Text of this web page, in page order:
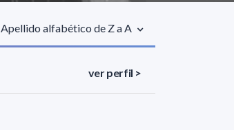
alfabético de Z a A
ver perfil >